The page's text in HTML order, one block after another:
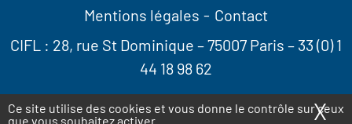
Ce site utilise des cookies et vous donne le contrôle sur ceux
X
Mentions légales
Contact
CIFL : 28, rue St Dominique – 75007 Paris – 33 (0) 1
44 18 98 62